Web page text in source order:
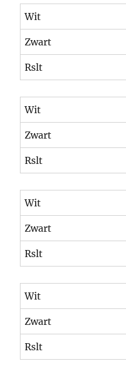
Wit
Zwart
Rslt
Wit
Zwart
Rslt
Wit
Zwart
Rslt
Wit
Zwart
Rslt